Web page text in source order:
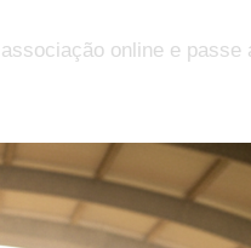
online e passe